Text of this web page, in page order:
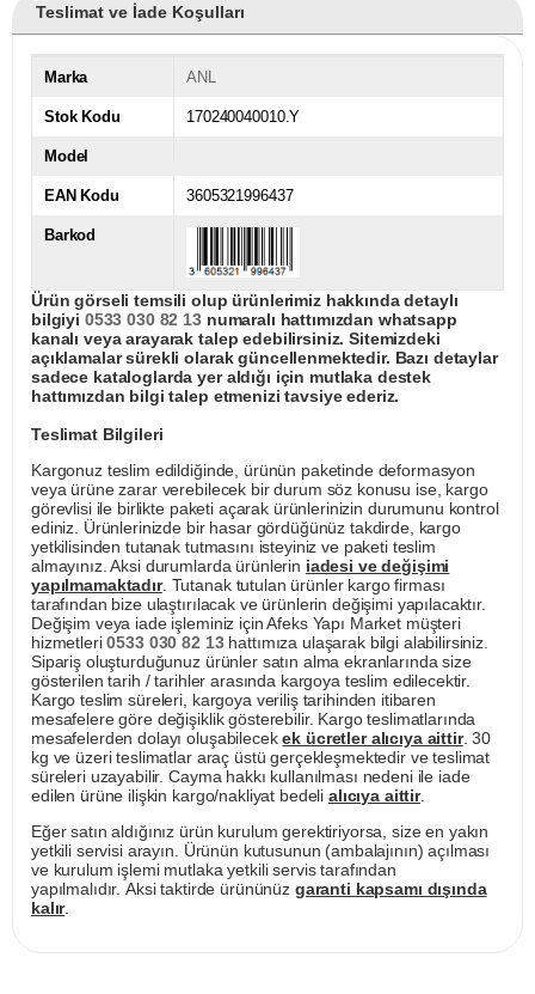
Teslimat ve İade Koşulları
Marka ANL
Stok Kodu 170240040010.Y
Model
EAN Kodu 3605321996437
Barkod
Ürün görseli temsili olup ürünlerimiz hakkında detaylı
bilgiyi 0533 030 82 13numaralı hattımızdan whatsapp
kanalı veya arayarak talep edebilirsiniz. Sitemizdeki
açıklamalar sürekli olarak güncellenmektedir. Bazı detaylar
sadece kataloglarda yer aldığı için mutlaka destek
hattımızdan bilgi talep etmenizi tavsiye ederiz.
Teslimat Bilgileri
Kargonuz teslim edildiğinde, ürünün paketinde deformasyon
veya ürüne zarar verebilecek bir durum söz konusu ise, kargo
görevlisi ile birlikte paketi açarak ürünlerinizin durumunu kontrol
ediniz. Ürünlerinizde bir hasar gördüğünüz takdirde, kargo
yetkilisinden tutanak tutmasını isteyiniz ve paketi teslim
almayınız. Aksi durumlarda ürünlerin iadesi ve değişimi
yapılmamaktadır. Tutanak tutulan ürünler kargo firması
tarafından bize ulaştırılacak ve ürünlerin değişimi yapılacaktır.
Değişim veya iade işleminiz için Afeks Yapı Market müşteri
hizmetleri0533 030 82 13hattımıza ulaşarak bilgi alabilirsiniz.
Sipariş oluşturduğunuz ürünler satın alma ekranlarında size
gösterilen tarih / tarihler arasında kargoya teslim edilecektir.
Kargo teslim süreleri, kargoya veriliş tarihinden itibaren
mesafelere göre değişiklik gösterebilir. Kargo teslimatlarında
mesafelerden dolayı oluşabilecekek ücretler alıcıya aittir. 30
kg ve üzeri teslimatlar araç üstü gerçekleşmektedir ve teslimat
süreleri uzayabilir. Cayma hakkı kullanılması nedeni ile iade
edilen ürüne ilişkin kargo/nakliyat bedeli alıcıya aittir.
Eğer satın aldığınız ürün kurulum gerektiriyorsa, size en yakın
yetkili servisi arayın. Ürünün kutusunun (ambalajının) açılması
ve kurulum işlemi mutlaka yetkili servis tarafından
yapılmalıdır. Aksi taktirde ürününüz garanti kapsamı dışında
kalır.